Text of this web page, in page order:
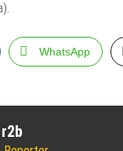
WhatsApp